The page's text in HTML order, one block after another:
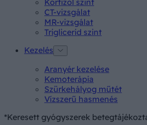
CT-vizsgálat
MR-vizsgálat
Triglicerid szint
Kezelés
Aranyér kezelése
Kemoterápia
Szürkehályog műtét
Vízszerű hasmenés
*Keresett gyógyszerek